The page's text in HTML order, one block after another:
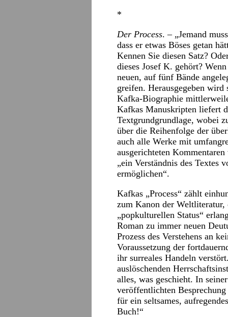
*
Der Process. – „Jemand
dass er etwas Böses getan
Kennen Sie diesen Satz?
dieses Josef K. gehört?
neuen, auf fünf Bände
greifen. Herausgegeben wird
Kafka-Biographie
Kafkas Manuskripten liefert
Textgrundgrundlage, wobei
über die Reihenfolge der
auch alle Werke mit
ausgerichteten
„ein Verständnis des Textes
ermöglichen“.
Kafkas „Process“ zählt
zum Kanon der Weltliteratur,
„popkulturellen Status“
Roman zu immer neuen
Prozess des Verstehens an
Voraussetzung der
ihr surreales Handeln
auslöschenden
alles, was geschieht. In
veröffentlichten
für ein seltsames,
Buch!“